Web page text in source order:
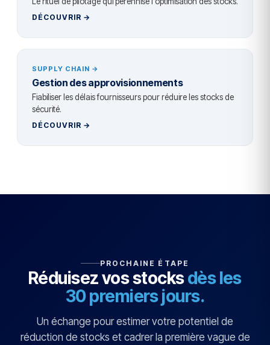
DÉCOUVRIR →
SUPPLY CHAIN →
Gestion des approvisionnements
Fiabiliser les délais fournisseurs pour réduire les stocks de
sécurité.
DÉCOUVRIR →
PROCHAINE ÉTAPE
Réduisez vos stocksdès les
30 premiers jours.
Un échange pour estimer votre potentiel de
réduction de stocks et cadrer la première vague de